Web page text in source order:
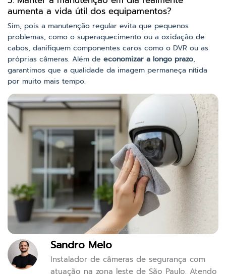
aumenta a vida útil dos equipamentos?
Sim, pois a manutenção regular evita que pequenos
problemas, como o superaquecimento ou a oxidação de
cabos, danifiquem componentes caros como o DVR ou as
próprias câmeras. Além de economizar a longo prazo,
garantimos que a qualidade da imagem permaneça nítida
por muito mais tempo.
Sandro Melo
Instalador de câmeras de segurança com
atuação na zona leste de São Paulo. Atendo